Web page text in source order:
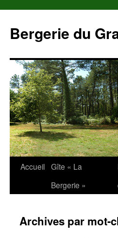
contenu
Bergerie du
Accueil Gîte « La
Bergerie »
Archives par mot-